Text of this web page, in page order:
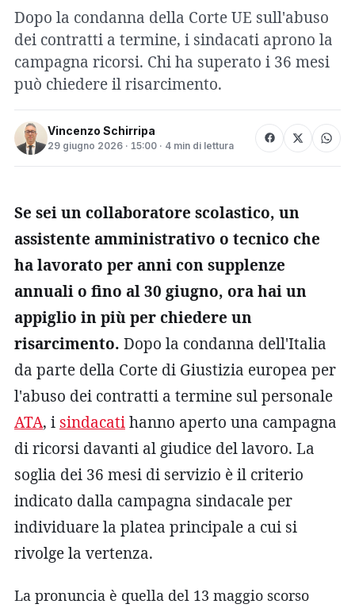
Dopo la condanna della Corte UE sull'abuso
dei contratti a termine, i sindacati aprono la
campagna ricorsi. Chi ha superato i 36 mesi
può chiedere il risarcimento.
Vincenzo Schirripa
29 giugno 2026 · 15:00 · 4 min di lettura
Se sei un collaboratore scolastico, un
assistente amministrativo o tecnico che
ha lavorato per anni con supplenze
annuali o fino al 30 giugno, ora hai un
appiglio in più per chiedere un
risarcimento. Dopo la condanna dell'Italia
da parte della Corte di Giustizia europea per
l'abuso dei contratti a termine sul personale
ATA, i sindacatihanno aperto una campagna
di ricorsi davanti al giudice del lavoro. La
soglia dei 36 mesi di servizio è il criterio
indicato dalla campagna sindacale per
individuare la platea principale a cui si
rivolge la vertenza.
La pronuncia è quella del 13 maggio scorso